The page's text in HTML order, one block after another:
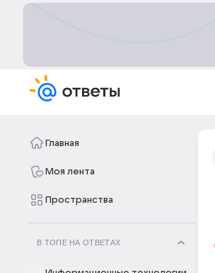
Главная
Моя лента
Пространства
В ТОПЕ НА ОТВЕТАХ